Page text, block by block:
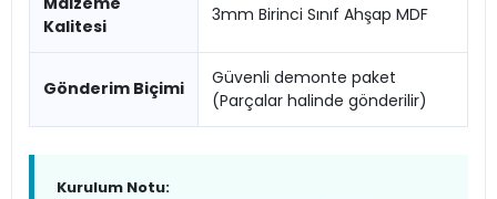
Kalitesi
3mm Birinci Sınıf Ahşap MDF
Gönderim Biçimi
Güvenli demonte paket
(Parçalar halinde gönderilir)
Kurulum Notu: